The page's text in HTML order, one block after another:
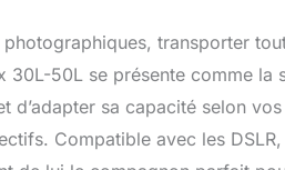
transporter
30L-50L se présente comme
d’adapter sa capacité selon
Compatible avec les